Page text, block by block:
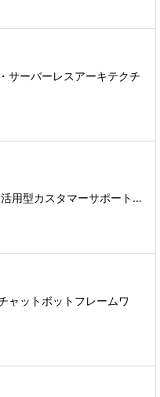
サーバーレスアーキテクチ
用型カスタマーサポート...
ャットボットフレームワ